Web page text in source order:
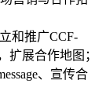
和推广CCF-
扩展合作地图；
、宣传合